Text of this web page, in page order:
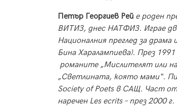
Петър Георгиев Рей е роден
ВИТИЗ, днес НАТФИЗ. Играе
Националния преглед за
Бина Харалампиева). През
романите „Мислителят или
„Светлината, която мами“.
Society of Рoets в САЩ. Част от
наречен Les ecrits – през 2000 г.